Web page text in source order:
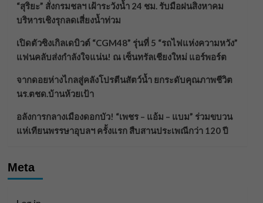
“สุริยะ” สั่งกรมชลฯ เฝ้าระวังน้ำ 24 ชม. รับมือฝนสิงหาคม
บริหารเชิงรุกลดเสี่ยงน้ำท่วม
เปิดตัวซิงเกิลเดบิวต์ “CGM48” รุ่นที่ 5 “รถไฟแห่งความหวัง”
แฟนคลับส่งกำลังใจแน่น! ณ เซ็นทรัลเชียงใหม่ แอร์พอร์ต
จากดอยห่างไกลสู่คลังโปรตีนสัตว์น้ำ ยกระดับคุณภาพชีวิต
นร.ตชด.บ้านห้วยเป้า
อลังการกลางเมืองดอกบัว! “เพชร – แอ้ม – แบม” ร่วมขบวน
แห่เทียนพรรษาอุบลฯ ครั้งแรก สืบสานประเพณีกว่า 120 ปี
Meta